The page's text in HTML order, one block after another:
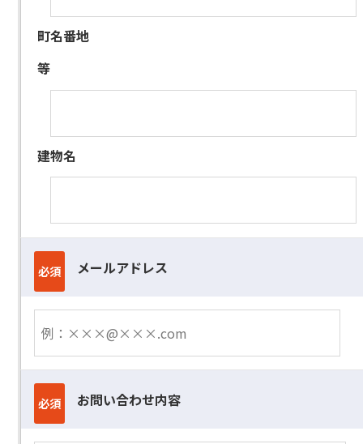
町名番地
等
建物名
必須 メールアドレス
必須 お問い合わせ内容